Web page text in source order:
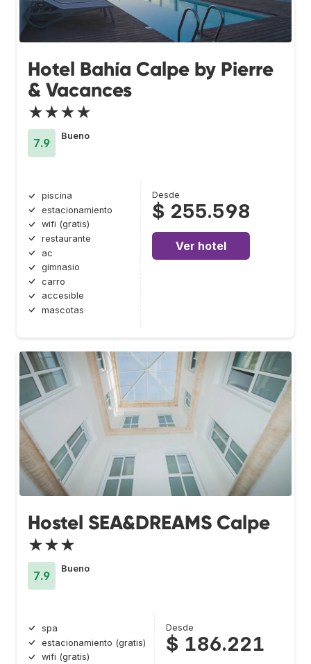
Hotel Bahía Calpe by Pierre
& Vacances
★★★★
7.9
Bueno
piscina
estacionamiento
wifi (gratis)
restaurante
ac
gimnasio
carro
accesible
mascotas
Desde
$ 255.598
Ver hotel
Hostel SEA&DREAMS Calpe
★★★
7.9
Bueno
spa
estacionamiento (gratis)
wifi (gratis)
Desde
$ 186.221